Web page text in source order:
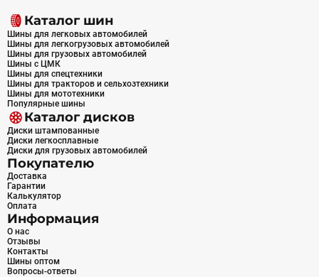
Каталог шин
Шины для легковых автомобилей
Шины для легкогрузовых автомобилей
Шины для грузовых автомобилей
Шины с ЦМК
Шины для спецтехники
Шины для тракторов и сельхозтехники
Шины для мототехники
Популярные шины
Каталог дисков
Диски штампованные
Диски легкосплавные
Диски для грузовых автомобилей
Покупателю
Доставка
Гарантии
Калькулятор
Оплата
Информация
О нас
Отзывы
Контакты
Шины оптом
Вопросы-ответы